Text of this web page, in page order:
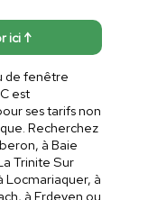
ici ↑
de fenêtre
est
ses tarifs non
Recherchez
à Baie
Trinite Sur
Locmariaquer, à
à Erdeven ou